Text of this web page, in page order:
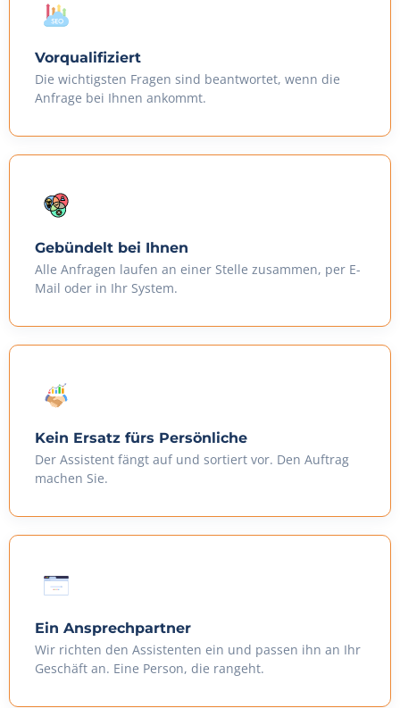
Vorqualifiziert
Die wichtigsten Fragen sind beantwortet, wenn die
Anfrage bei Ihnen ankommt.
Gebündelt bei Ihnen
Alle Anfragen laufen an einer Stelle zusammen, per E-
Mail oder in Ihr System.
Kein Ersatz fürs Persönliche
Der Assistent fängt auf und sortiert vor. Den Auftrag
machen Sie.
Ein Ansprechpartner
Wir richten den Assistenten ein und passen ihn an Ihr
Geschäft an. Eine Person, die rangeht.